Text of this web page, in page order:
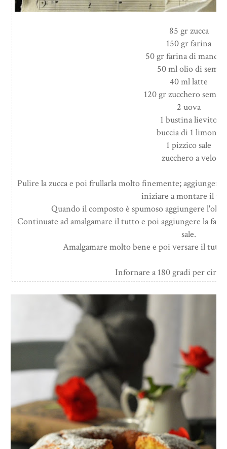
85 gr zucca
150 gr farina
50 gr farina di
50 ml olio di semi
40 ml latte
120 gr zucchero
2 uova
1 bustina lievito
buccia di 1 limone
1 pizzico sale
zucchero a velo
Pulire la zucca e poi frullarla molto finemente; aggiungere
iniziare a montare il
Continuate ad amalgamare il tutto e poi aggiungere la
sale.
Amalgamare molto bene e poi versare il
Infornare a 180 gradi per